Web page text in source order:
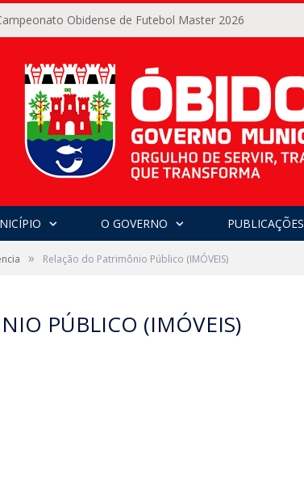
Obidense de Futebol Master 2026
O GOVERNO PUBLICAÇÕES
» Relação do Patrimônio Público (IMÓVEIS)
PÚBLICO (IMÓVEIS)